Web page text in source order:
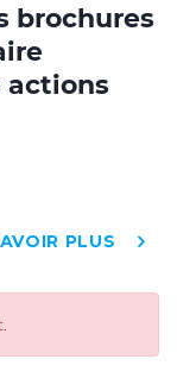
brochures
actions
PLUS